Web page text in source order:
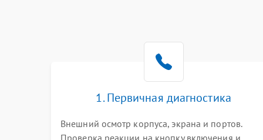
Система охлаждения
1. Первичная диагностика
Внешний осмотр корпуса, экрана и портов.
Проверка реакции на кнопку включения и